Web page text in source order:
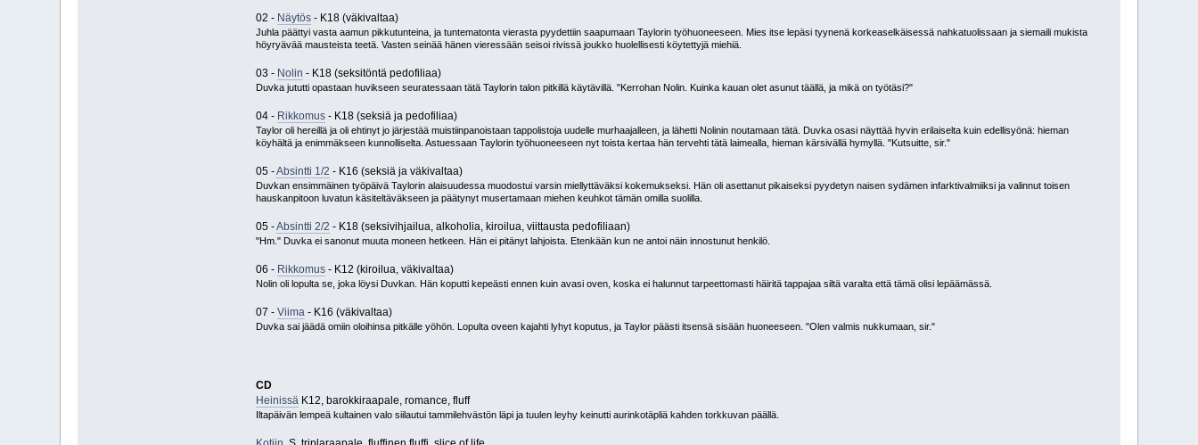
02 - Näytös- K18 (väkivaltaa)
Juhla päättyi vasta aamun pikkutunteina, ja tuntematonta vierasta pyydettiin saapumaan Taylorin työhuoneeseen. Mies itse lepäsi tyynenä korkeaselkäisessä nahkatuolissaan ja siemaili mukista
höyryävää mausteista teetä. Vasten seinää hänen vieressään seisoi rivissä joukko huolellisesti köytettyjä miehiä.
03 - Nolin - K18 (seksitöntä pedofiliaa)
Duvka jututti opastaan huvikseen seuratessaan tätä Taylorin talon pitkillä käytävillä. "Kerrohan Nolin. Kuinka kauan olet asunut täällä, ja mikä on työtäsi?"
04 - Rikkomus- K18 (seksiä ja pedofiliaa)
Taylor oli hereillä ja oli ehtinyt jo järjestää muistiinpanoistaan tappolistoja uudelle murhaajalleen, ja lähetti Nolinin noutamaan tätä. Duvka osasi näyttää hyvin erilaiselta kuin edellisyönä: hieman
köyhältä ja enimmäkseen kunnolliselta. Astuessaan Taylorin työhuoneeseen nyt toista kertaa hän tervehti tätä laimealla, hieman kärsivällä hymyllä. "Kutsuitte, sir."
05 -Absintti 1/2 - K16 (seksiä ja väkivaltaa)
Duvkan ensimmäinen työpäivä Taylorin alaisuudessa muodostui varsin miellyttäväksi kokemukseksi. Hän oli asettanut pikaiseksi pyydetyn naisen sydämen infarktivalmiiksi ja valinnut toisen
hauskanpitoon luvatun käsiteltäväkseen ja päätynyt musertamaan miehen keuhkot tämän omilla suolilla.
05 -Absintti 2/2 - K18 (seksivihjailua, alkoholia, kiroilua, viittausta pedofiliaan)
"Hm." Duvka ei sanonut muuta moneen hetkeen. Hän ei pitänyt lahjoista. Etenkään kun ne antoi näin innostunut henkilö.
06 - Rikkomus- K12 (kiroilua, väkivaltaa)
Nolin oli lopulta se, joka löysi Duvkan. Hän koputti kepeästi ennen kuin avasi oven, koska ei halunnut tarpeettomasti häiritä tappajaa siltä varalta että tämä olisi lepäämässä.
07 - Viima- K16 (väkivaltaa)
Duvka sai jäädä omiin oloihinsa pitkälle yöhön. Lopulta oveen kajahti lyhyt koputus, ja Taylor päästi itsensä sisään huoneeseen. "Olen valmis nukkumaan, sir."
CD
HeinissäK12, barokkiraapale, romance, fluff
Iltapäivän lempeä kultainen valo siilautui tammilehvästön läpi ja tuulen leyhy keinutti aurinkotäpliä kahden torkkuvan päällä.